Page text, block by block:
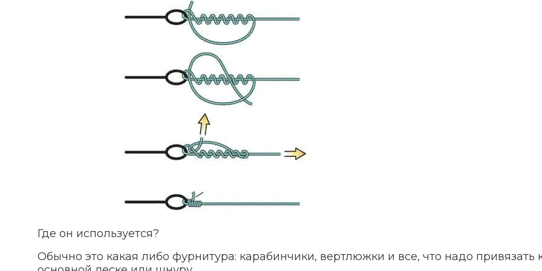
Где он используется?
Обычно это какая либо фурнитура: карабинчики, вертлюжки и все, что надо привязать